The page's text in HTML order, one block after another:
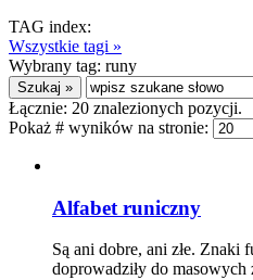
TAG index:
Wszystkie tagi »
Wybrany tag: runy
Łącznie: 20 znalezionych pozycji.
Pokaż # wyników na stronie:
Alfabet runiczny
Są ani dobre, ani złe.
doprowadziły do masowych